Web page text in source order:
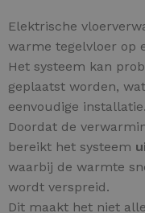
Elektrische
warme tegelvloer op
Het systeem kan
geplaatst worden,
eenvoudige installatie.
Doordat de
bereikt het systeem
waarbij de warmte
wordt verspreid.
Dit maakt het niet